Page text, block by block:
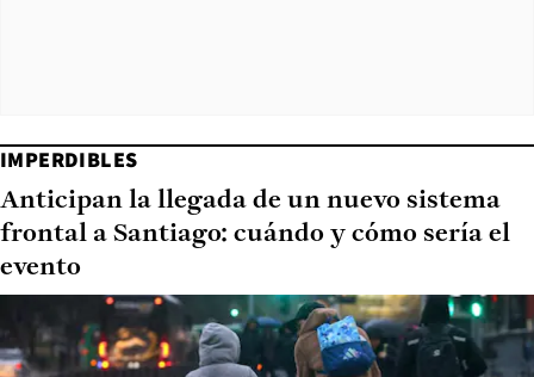
IMPERDIBLES
Anticipan la llegada de un nuevo sistema
frontal a Santiago: cuándo y cómo sería el
evento